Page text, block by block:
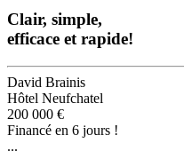
Clair, simple,
efficace et rapide!
David Brainis
Hôtel Neufchatel
200 000 €
Financé en 6 jours !
...